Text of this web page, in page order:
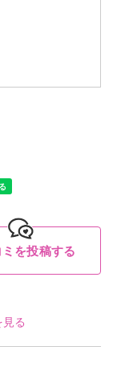
を投稿する
る